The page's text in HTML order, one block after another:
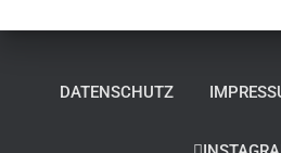
DATENSCHUTZ